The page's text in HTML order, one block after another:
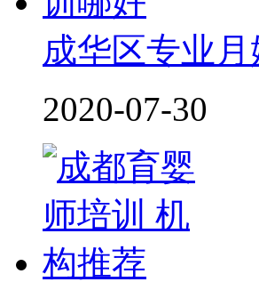
成华区专业
2020-07-30